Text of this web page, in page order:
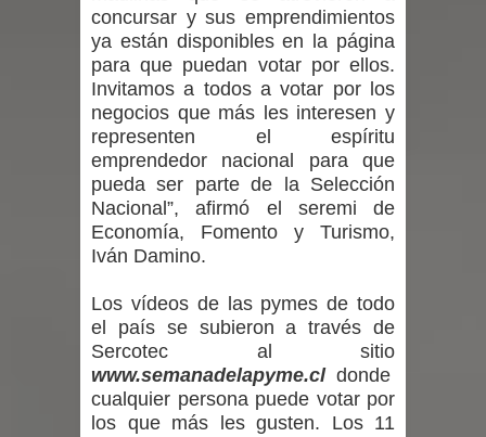
Diputado Jorge Guzmán rechaza
proyecto de interconexión eléctrica
en la alta cordillera del Maule por su
impacto ambiental
INDAP entregó $189 millones en
incentivos a usuarios de PRODESAL
Municipalidad de Curicó apuesta a la
innovación en tecnología educativa
con nuevas pantallas interactivas del
concursar y sus emprendimientos
ya están disponibles en la página
para que puedan votar por ellos.
Invitamos a todos a votar por los
negocios que más les interesen y
representen el espíritu
emprendedor nacional para que
pueda ser parte de la Selección
Nacional”, afirmó el seremi de
Economía, Fomento y Turismo,
Iván Damino.
Los vídeos de las pymes de todo
el país se subieron a través de
Sercotec al sitio
www.semanadelapyme.cl donde
cualquier persona puede votar por
los que más les gusten. Los 11